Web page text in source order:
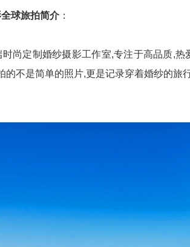
球旅拍简介 ：
尚定制婚纱摄影工作室,专注于高品质,
的不是简单的照片,更是记录穿着婚纱的旅行